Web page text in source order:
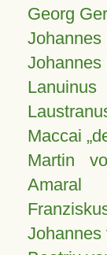
Georg
Johannes
Johannes
Lanuinus
Maccai
Martin
Amaral
Johannes